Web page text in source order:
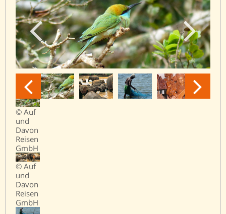
© Auf
und
Davon
Reisen
GmbH
© Auf
und
Davon
Reisen
GmbH